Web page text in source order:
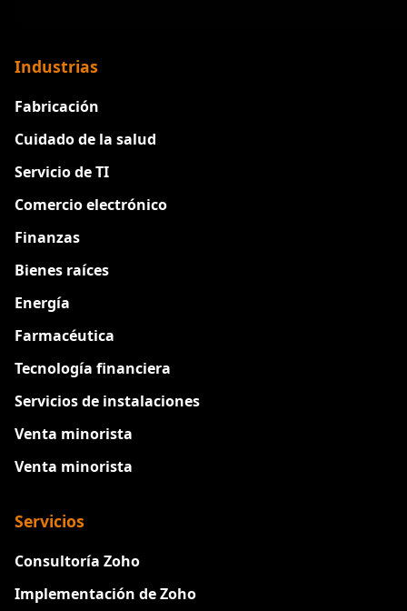
Industrias
Fabricación
Cuidado de la salud
Servicio de TI
Comercio electrónico
Finanzas
Bienes raíces
Energía
Farmacéutica
Tecnología financiera
Servicios de instalaciones
Venta minorista
Venta minorista
Servicios
Consultoría Zoho
Implementación de Zoho